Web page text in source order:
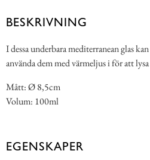
BESKRIVNING
I dessa underbara mediterranean glas
använda dem med värmeljus i för att
Mått: Ø 8,5cm
Volum: 100ml
EGENSKAPER